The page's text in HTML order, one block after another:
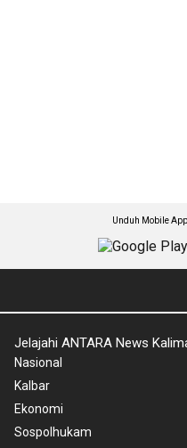
Unduh Mobile
Jelajahi ANTARA News
Nasional
Kalbar
Ekonomi
Sospolhukam